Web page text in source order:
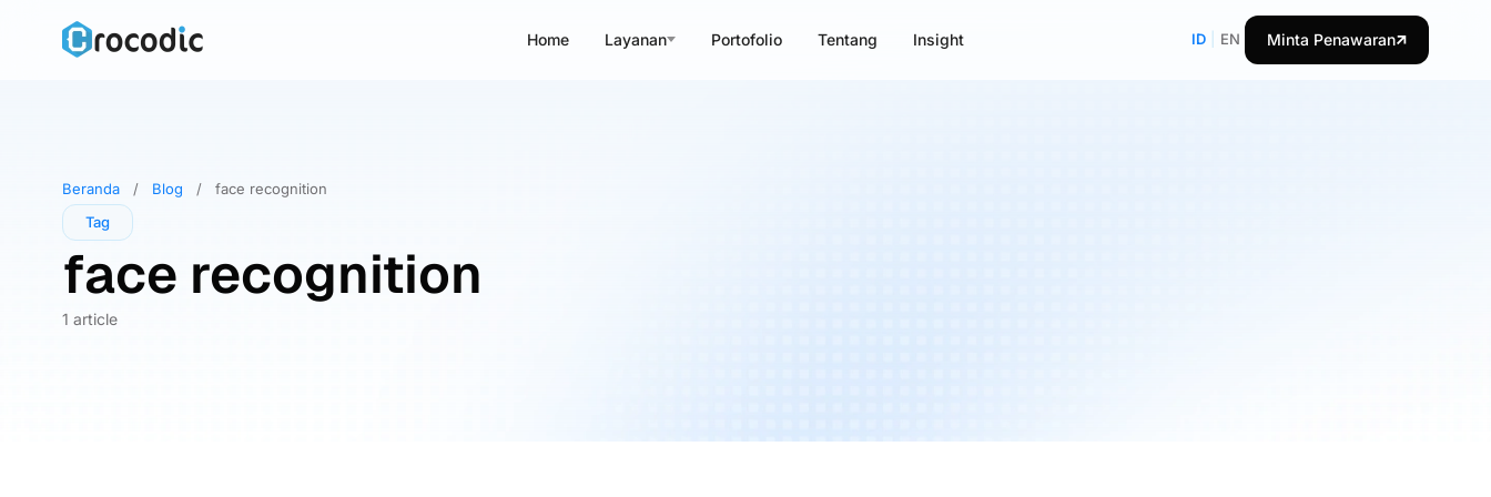
Home Layanan Portofolio Tentang Insight ID EN Minta Penawaran
Beranda / Blog /
face recognition
Tag
face recognition
1 article